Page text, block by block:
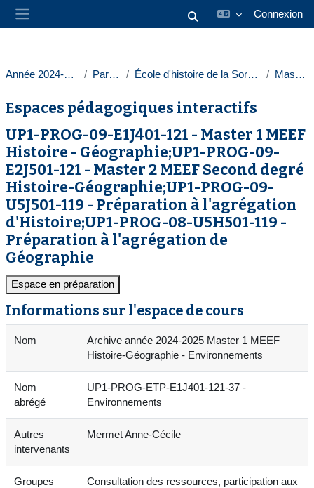
Passer au contenu principal
Panneau latéral Activer/désactiver la saisie
Connexion
Année 2024-2025 Paris 1 École d'histoire de la Sorbonne Masters
Espaces pédagogiques interactifs
UP1-PROG-09-E1J401-121 - Master 1 MEEF
Histoire - Géographie;UP1-PROG-09-
E2J501-121 - Master 2 MEEF Second degré
Histoire-Géographie;UP1-PROG-09-
U5J501-119 - Préparation à l'agrégation
d'Histoire;UP1-PROG-08-U5H501-119 -
Préparation à l'agrégation de
Géographie
Espace en préparation
Informations sur l'espace de cours
Nom
Archive année 2024-2025 Master 1 MEEF
Histoire-Géographie - Environnements
Nom
abrégé
UP1-PROG-ETP-E1J401-121-37 -
Environnements
Autres
intervenants
Mermet Anne-Cécile
Groupes
Consultation des ressources, participation aux